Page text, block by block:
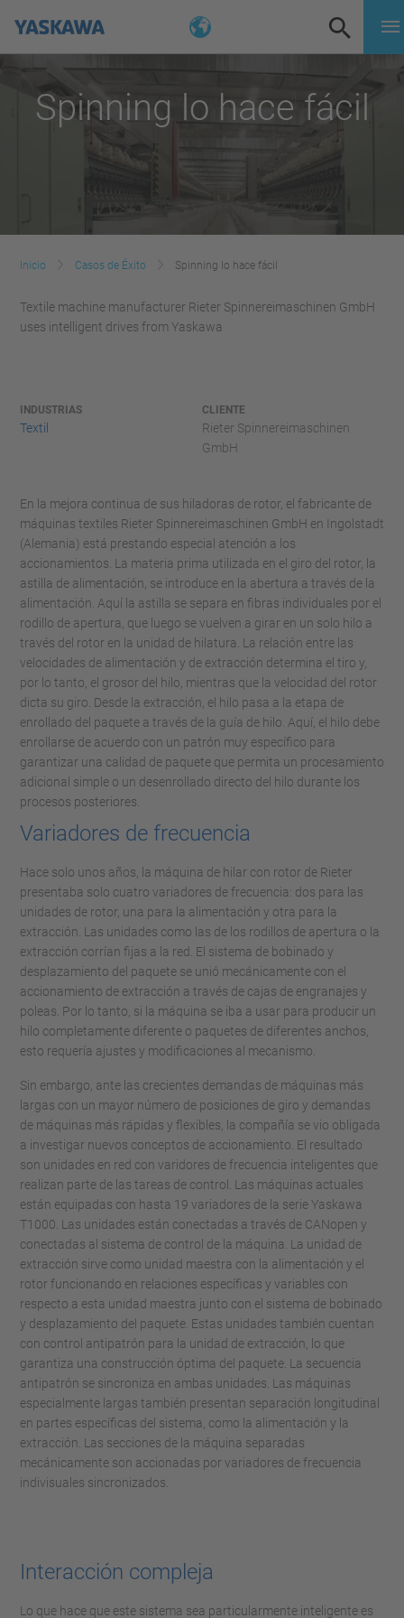
Spinning lo hace fácil
Inicio Casos de Éxito Spinning lo hace fácil
Textile machine manufacturer Rieter Spinnereimaschinen GmbH
uses intelligent drives from Yaskawa
INDUSTRIAS
Textil
CLIENTE
Rieter Spinnereimaschinen
GmbH
En la mejora continua de sus hiladoras de rotor, el fabricante de
máquinas textiles Rieter Spinnereimaschinen GmbH en Ingolstadt
(Alemania) está prestando especial atención a los
accionamientos. La materia prima utilizada en el giro del rotor, la
astilla de alimentación, se introduce en la abertura a través de la
alimentación. Aquí la astilla se separa en fibras individuales por el
rodillo de apertura, que luego se vuelven a girar en un solo hilo a
través del rotor en la unidad de hilatura. La relación entre las
velocidades de alimentación y de extracción determina el tiro y,
por lo tanto, el grosor del hilo, mientras que la velocidad del rotor
dicta su giro. Desde la extracción, el hilo pasa a la etapa de
enrollado del paquete a través de la guía de hilo. Aquí, el hilo debe
enrollarse de acuerdo con un patrón muy específico para
garantizar una calidad de paquete que permita un procesamiento
adicional simple o un desenrollado directo del hilo durante los
procesos posteriores.
Variadores de frecuencia
Hace solo unos años, la máquina de hilar con rotor de Rieter
presentaba solo cuatro variadores de frecuencia: dos para las
unidades de rotor, una para la alimentación y otra para la
extracción. Las unidades como las de los rodillos de apertura o la
extracción corrían fijas a la red. El sistema de bobinado y
desplazamiento del paquete se unió mecánicamente con el
accionamiento de extracción a través de cajas de engranajes y
poleas. Por lo tanto, si la máquina se iba a usar para producir un
hilo completamente diferente o paquetes de diferentes anchos,
esto requería ajustes y modificaciones al mecanismo.
Sin embargo, ante las crecientes demandas de máquinas más
largas con un mayor número de posiciones de giro y demandas
de máquinas más rápidas y flexibles, la compañía se vio obligada
a investigar nuevos conceptos de accionamiento. El resultado
son unidades en red con varidores de frecuencia inteligentes que
realizan parte de las tareas de control. Las máquinas actuales
están equipadas con hasta 19 variadores de la serie Yaskawa
T1000. Las unidades están conectadas a través de CANopen y
conectadas al sistema de control de la máquina. La unidad de
extracción sirve como unidad maestra con la alimentación y el
rotor funcionando en relaciones específicas y variables con
respecto a esta unidad maestra junto con el sistema de bobinado
y desplazamiento del paquete. Estas unidades también cuentan
con control antipatrón para la unidad de extracción, lo que
garantiza una construcción óptima del paquete. La secuencia
antipatrón se sincroniza en ambas unidades. Las máquinas
especialmente largas también presentan separación longitudinal
en partes específicas del sistema, como la alimentación y la
extracción. Las secciones de la máquina separadas
mecánicamente son accionadas por variadores de frecuencia
indivisuales sincronizados.
Interacción compleja
Lo que hace que este sistema sea particularmente inteligente es